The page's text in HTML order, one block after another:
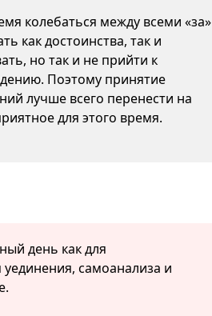
колебаться между всеми «за»
как достоинства, так и
но так и не прийти к
Поэтому принятие
лучше всего перенести на
для этого время.
день как для
самоанализа и